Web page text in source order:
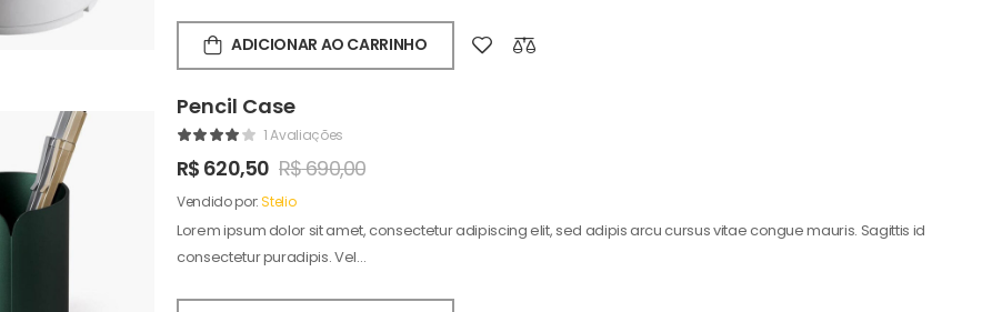
ADICIONAR AO CARRINHO
Pencil Case
1 Avaliações
R$ 620,50 R$690,00
Vendido por:Stelio
Lorem ipsum dolor sit amet, consectetur adipiscing elit, sed adipis arcu cursus vitae congue mauris. Sagittis id
consectetur puradipis. Vel…